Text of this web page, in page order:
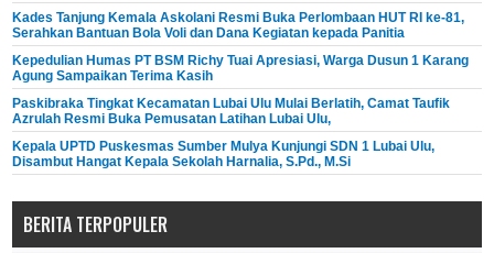
Kades Tanjung Kemala Askolani Resmi Buka Perlombaan HUT RI ke-81,
Serahkan Bantuan Bola Voli dan Dana Kegiatan kepada Panitia
Kepedulian Humas PT BSM Richy Tuai Apresiasi, Warga Dusun 1 Karang
Agung Sampaikan Terima Kasih
Paskibraka Tingkat Kecamatan Lubai Ulu Mulai Berlatih, Camat Taufik
Azrulah Resmi Buka Pemusatan Latihan Lubai Ulu,
Kepala UPTD Puskesmas Sumber Mulya Kunjungi SDN 1 Lubai Ulu,
Disambut Hangat Kepala Sekolah Harnalia, S.Pd., M.Si
BERITA TERPOPULER